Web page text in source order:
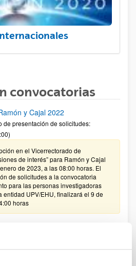
convocatorias
y Cajal 2022
de presentación de solicitudes:
en el Vicerrectorado de
de interés” para Ramón y Cajal
de 2023, a las 08:00 horas. El
de solicitudes a la convocatoria
para las personas investigadoras
entidad UPV/EHU, finalizará el 9 de
horas
17/11/2022 - 09/12/2022 23:59